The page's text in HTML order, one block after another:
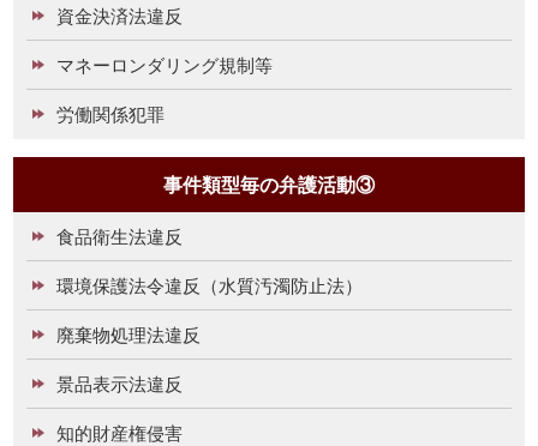
資金決済法違反
マネーロンダリング規制等
労働関係犯罪
事件類型毎の弁護活動③
食品衛生法違反
環境保護法令違反（水質汚濁防止法）
廃棄物処理法違反
景品表示法違反
知的財産権侵害